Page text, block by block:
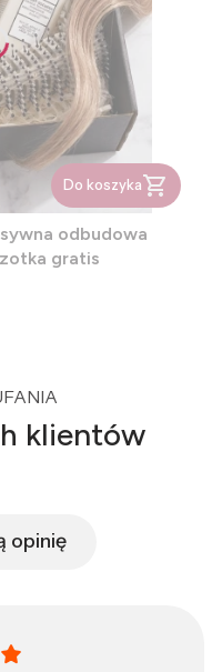
Do koszyka
odbudowa
gratis
klientów
opinię
a rating of: 5